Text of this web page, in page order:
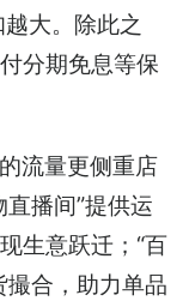
大。除此之
分期免息等保
流量更侧重店
播间”提供运
生意跃迁；“百
撮合，助力单品